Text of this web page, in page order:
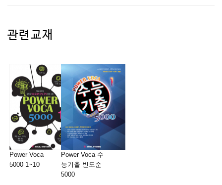
관련교재
Power Voca
5000 1~10
Power Voca 수
능기출 빈도순
5000